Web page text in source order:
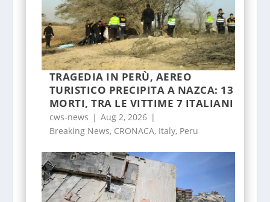
TRAGEDIA IN PERÙ, AEREO
TURISTICO PRECIPITA A NAZCA: 13
MORTI, TRA LE VITTIME 7 ITALIANI
cws-news | Aug 2, 2026 |
Breaking News, CRONACA, Italy, Peru